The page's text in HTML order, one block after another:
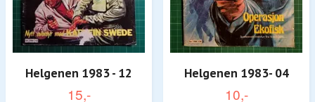
Helgenen 1983 - 12
15,-
Helgenen 1983- 04
10,-